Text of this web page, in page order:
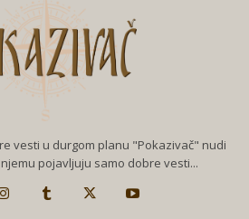
vesti u durgom planu "Pokazivač" nudi
pojavljuju samo dobre vesti...